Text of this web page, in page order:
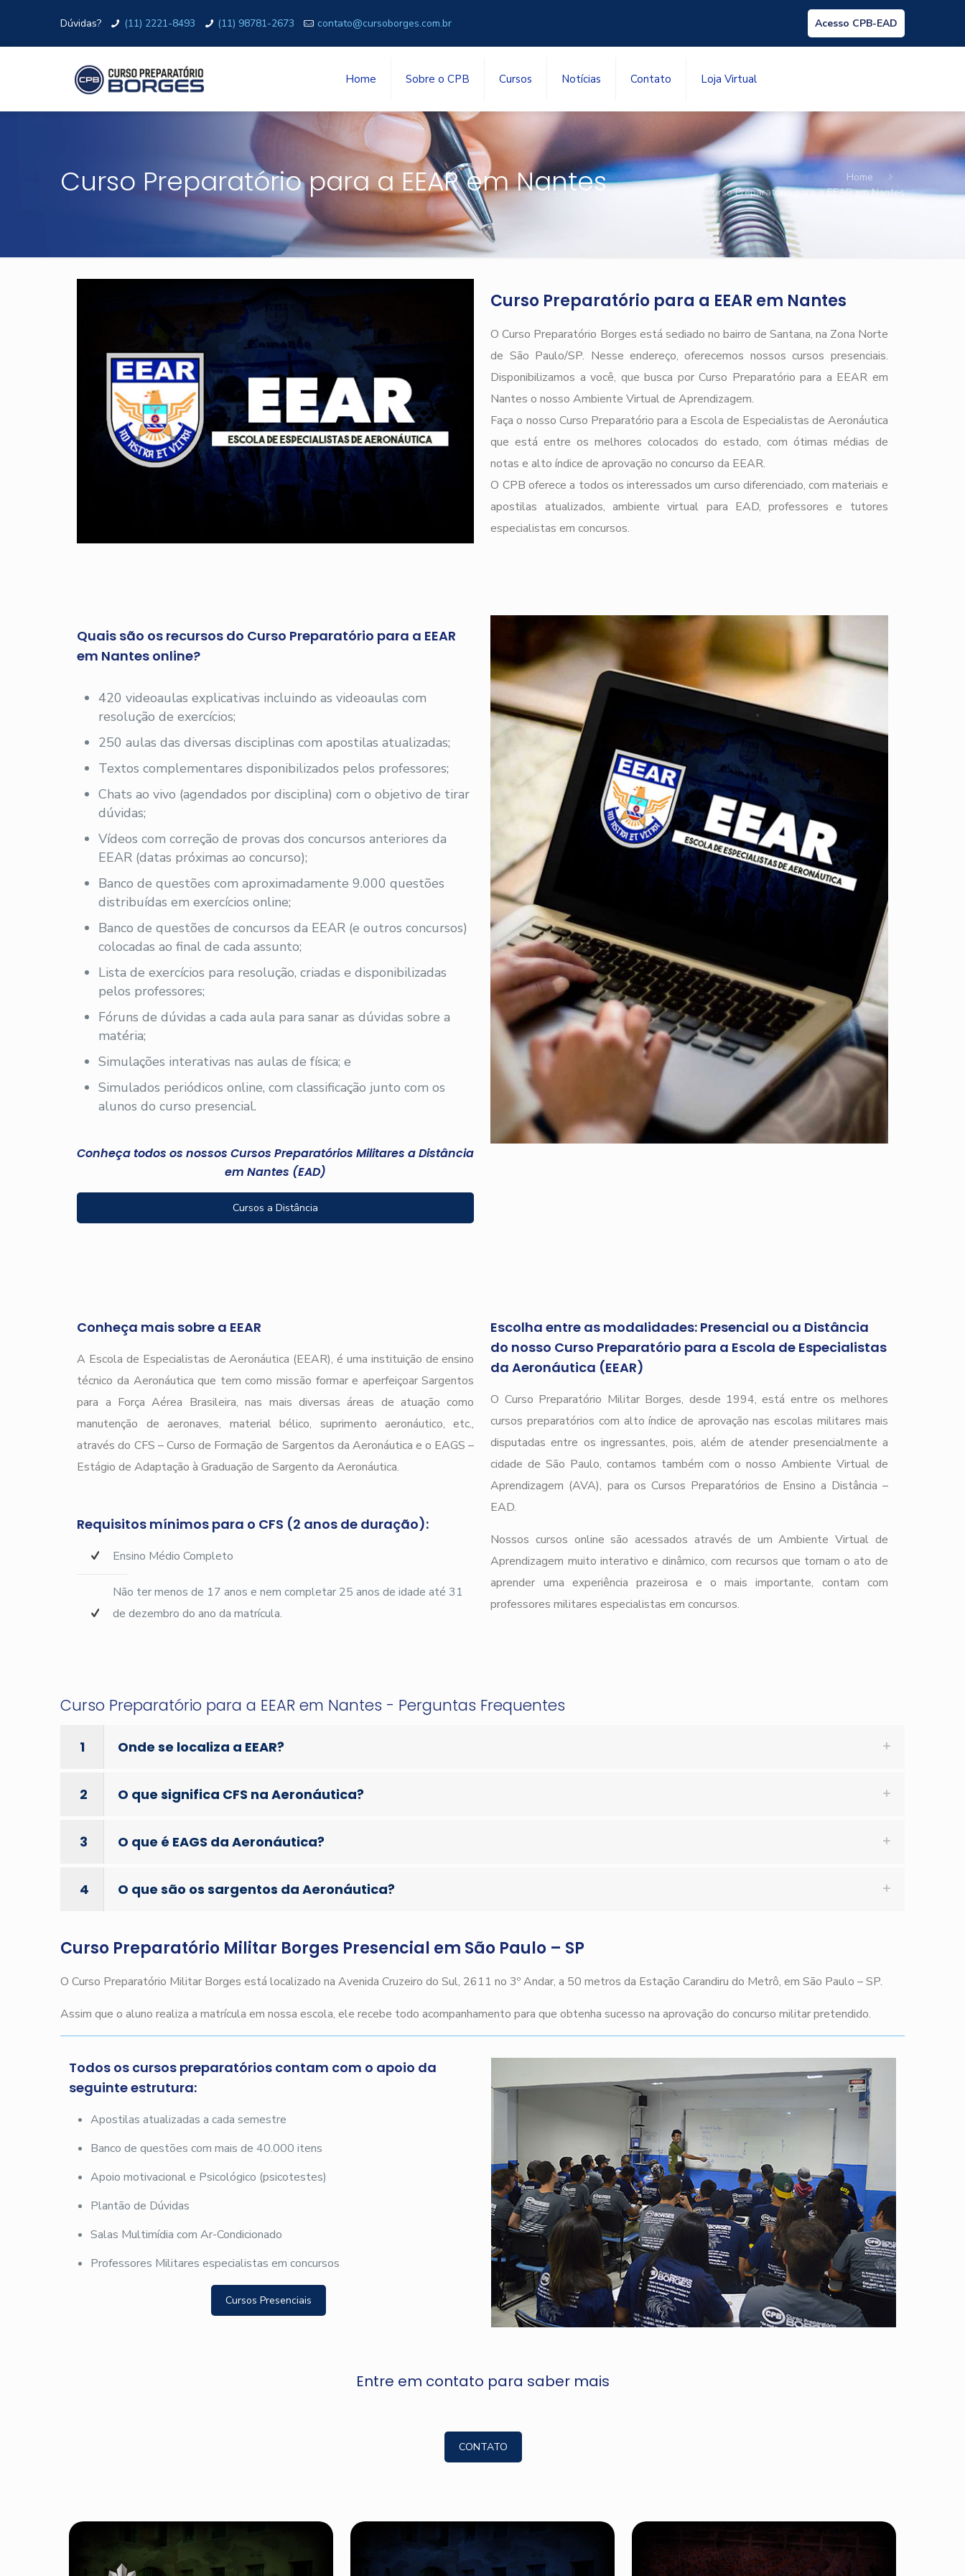
Dúvidas? (11) 2221-8493 (11) 98781-2673 contato@cursoborges.com.br Acesso CPB-EAD
Home Sobre o CPB Cursos Notícias Contato Loja Virtual
Curso Preparatório para a EEAR em Nantes
Home
Curso Preparatório para a EEAR em Nantes
Curso Preparatório para a EEAR em Nantes
O Curso Preparatório Borges está sediado no bairro de Santana, na Zona Norte
de São Paulo/SP. Nesse endereço, oferecemos nossos cursos presenciais.
Disponibilizamos a você, que busca por Curso Preparatório para a EEAR em
Nantes o nosso Ambiente Virtual de Aprendizagem.
Faça o nosso Curso Preparatório para a Escola de Especialistas de Aeronáutica
que está entre os melhores colocados do estado, com ótimas médias de
notas e alto índice de aprovação no concurso da EEAR.
O CPB oferece a todos os interessados um curso diferenciado, com materiais e
apostilas atualizados, ambiente virtual para EAD, professores e tutores
especialistas em concursos.
Quais são os recursos do Curso Preparatório para a EEAR
em Nantes online?
420 videoaulas explicativas incluindo as videoaulas com
resolução de exercícios;
250 aulas das diversas disciplinas com apostilas atualizadas;
Textos complementares disponibilizados pelos professores;
Chats ao vivo (agendados por disciplina) com o objetivo de tirar
dúvidas;
Vídeos com correção de provas dos concursos anteriores da
EEAR (datas próximas ao concurso);
Banco de questões com aproximadamente 9.000 questões
distribuídas em exercícios online;
Banco de questões de concursos da EEAR (e outros concursos)
colocadas ao final de cada assunto;
Lista de exercícios para resolução, criadas e disponibilizadas
pelos professores;
Fóruns de dúvidas a cada aula para sanar as dúvidas sobre a
matéria;
Simulações interativas nas aulas de física; e
Simulados periódicos online, com classificação junto com os
alunos do curso presencial.
Conheça todos os nossos Cursos Preparatórios Militares a Distância
em Nantes (EAD)
Cursos a Distância
Conheça mais sobre a EEAR
A Escola de Especialistas de Aeronáutica (EEAR), é uma instituição de ensino
técnico da Aeronáutica que tem como missão formar e aperfeiçoar Sargentos
para a Força Aérea Brasileira, nas mais diversas áreas de atuação como
manutenção de aeronaves, material bélico, suprimento aeronáutico, etc.,
através do CFS – Curso de Formação de Sargentos da Aeronáutica e o EAGS –
Estágio de Adaptação à Graduação de Sargento da Aeronáutica.
Requisitos mínimos para o CFS (2 anos de duração):
Ensino Médio Completo
Não ter menos de 17 anos e nem completar 25 anos de idade até 31
de dezembro do ano da matrícula.
Escolha entre as modalidades: Presencial ou a Distância
do nosso Curso Preparatório para a Escola de Especialistas
da Aeronáutica (EEAR)
O Curso Preparatório Militar Borges, desde 1994, está entre os melhores
cursos preparatórios com alto índice de aprovação nas escolas militares mais
disputadas entre os ingressantes, pois, além de atender presencialmente a
cidade de São Paulo, contamos também com o nosso Ambiente Virtual de
Aprendizagem (AVA), para os Cursos Preparatórios de Ensino a Distância –
EAD.
Nossos cursos online são acessados através de um Ambiente Virtual de
Aprendizagem muito interativo e dinâmico, com recursos que tornam o ato de
aprender uma experiência prazeirosa e o mais importante, contam com
professores militares especialistas em concursos.
Curso Preparatório para a EEAR em Nantes - Perguntas Frequentes
1 Onde se localiza a EEAR?
2 O que significa CFS na Aeronáutica?
3 O que é EAGS da Aeronáutica?
4 O que são os sargentos da Aeronáutica?
Curso Preparatório Militar Borges Presencial em São Paulo – SP
O Curso Preparatório Militar Borges está localizado na Avenida Cruzeiro do Sul, 2611 no 3º Andar, a 50 metros da Estação Carandiru do Metrô, em São Paulo – SP.
Assim que o aluno realiza a matrícula em nossa escola, ele recebe todo acompanhamento para que obtenha sucesso na aprovação do concurso militar pretendido.
Todos os cursos preparatórios contam com o apoio da
seguinte estrutura:
Apostilas atualizadas a cada semestre
Banco de questões com mais de 40.000 itens
Apoio motivacional e Psicológico (psicotestes)
Plantão de Dúvidas
Salas Multimídia com Ar-Condicionado
Professores Militares especialistas em concursos
Cursos Presenciais
Entre em contato para saber mais
CONTATO